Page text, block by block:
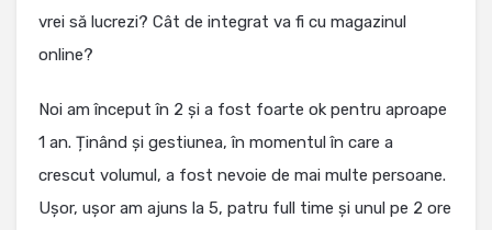
vrei să lucrezi? Cât de integrat va fi cu magazinul
online?
Noi am început în 2 și a fost foarte ok pentru aproape
1 an. Ținând și gestiunea, în momentul în care a
crescut volumul, a fost nevoie de mai multe persoane.
Ușor, ușor am ajuns la 5, patru full time și unul pe 2 ore